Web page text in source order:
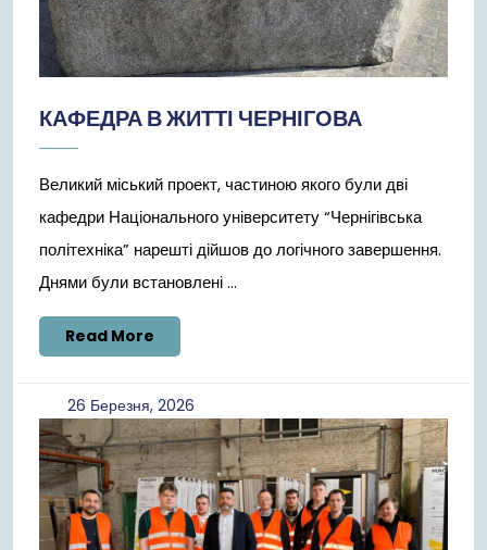
КАФЕДРА В ЖИТТІ ЧЕРНІГОВА
Великий міський проект, частиною якого були дві
кафедри Національного університету “Чернігівська
політехніка” нарешті дійшов до логічного завершення.
Днями були встановлені ...
Read More
More
26 Березня, 202626
Березня,
2026